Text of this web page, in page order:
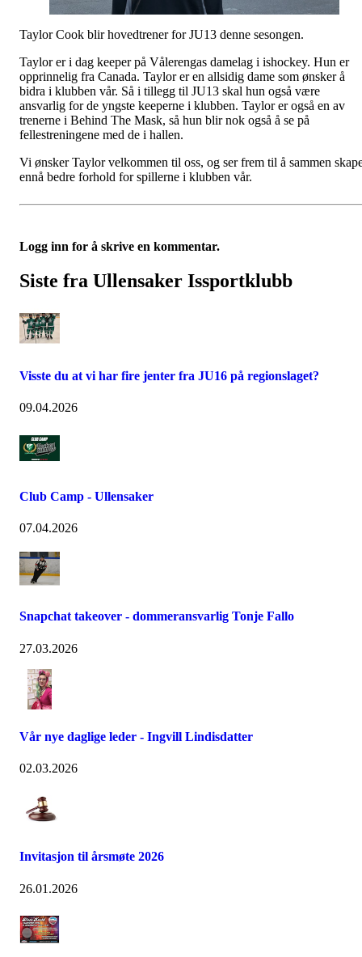
Taylor Cook blir hovedtrener for JU13 denne sesongen.
Taylor er i dag keeper på Vålerengas damelag i ishockey. Hun er
opprinnelig fra Canada. Taylor er en allsidig dame som ønsker å
bidra i klubben vår. Så i tillegg til JU13 skal hun også være
ansvarlig for de yngste keeperne i klubben. Taylor er også en av
trenerne i Behind The Mask, så hun blir nok også å se på
fellestreningene med de i hallen.
Vi ønsker Taylor velkommen til oss, og ser frem til å sammen
ennå bedre forhold for spillerne i klubben vår.
Logg inn for å skrive en kommentar.
Siste fra Ullensaker Issportklubb
Visste du at vi har fire jenter fra JU16 på regionslaget?
09.04.2026
Club Camp - Ullensaker
07.04.2026
Snapchat takeover - dommeransvarlig Tonje Fallo
27.03.2026
Vår nye daglige leder - Ingvill Lindisdatter
02.03.2026
Invitasjon til årsmøte 2026
26.01.2026